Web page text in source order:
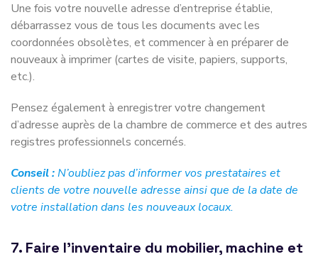
Une fois votre nouvelle adresse d’entreprise établie,
débarrassez vous de tous les documents avec les
coordonnées obsolètes, et commencer à en préparer de
nouveaux à imprimer (cartes de visite, papiers, supports,
etc.).
Pensez également à enregistrer votre changement
d’adresse auprès de la chambre de commerce et des autres
registres professionnels concernés.
Conseil :N’oubliez pas d’informer vos prestataires et
clients de votre nouvelle adresse ainsi que de la date de
votre installation dans les nouveaux locaux.
7. Faire l’inventaire du mobilier, machine et